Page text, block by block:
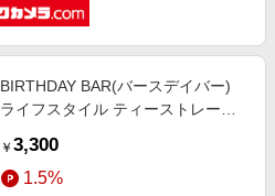
BIRTHDAY BAR(バースデイバー)
ライフスタイル ティーストレーナ
￥ 3,300
1.5%